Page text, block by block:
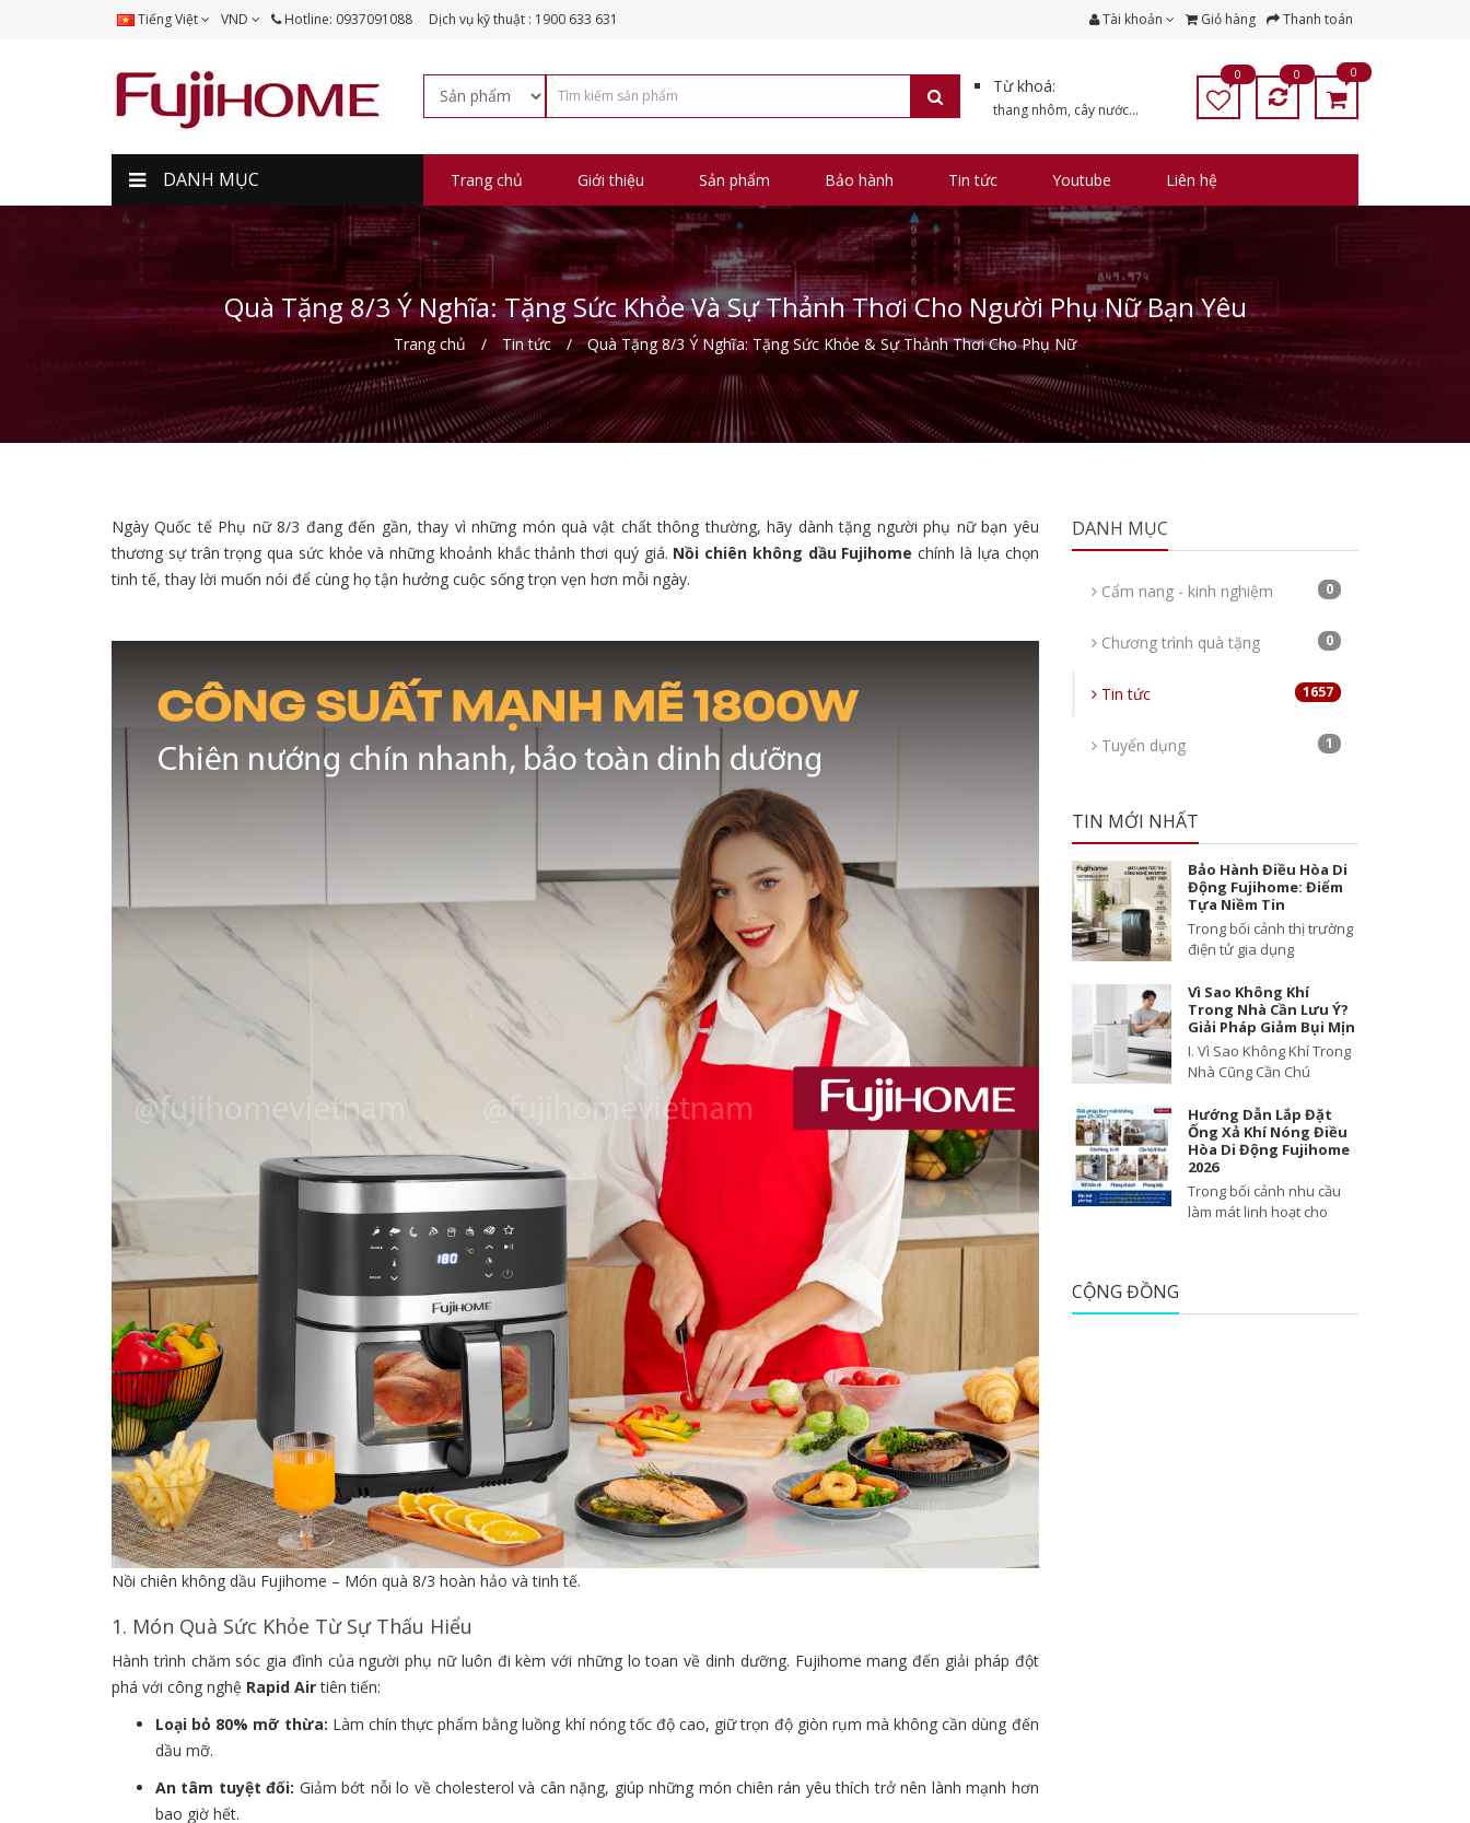
Tiếng Việt VND Hotline: 0937091088 Dịch vụ kỹ thuật : 1900 633 631 Tài khoản Giỏ hàng Thanh toán
Từ khoá:
thang nhôm, cây nước...
0 0 0
DANH MỤC Trang chủ Giới thiệu Sản phẩm Bảo hành Tin tức Youtube Liên hệ
Quà Tặng 8/3 Ý Nghĩa: Tặng Sức Khỏe Và Sự Thảnh Thơi Cho Người Phụ Nữ Bạn Yêu
Trang chủ Tin tức Quà Tặng 8/3 Ý Nghĩa: Tặng Sức Khỏe & Sự Thảnh Thơi Cho Phụ Nữ
Ngày Quốc tế Phụ nữ 8/3 đang đến gần, thay vì những món quà vật chất thông thường, hãy dành tặng người phụ nữ bạn yêu
thương sự trân trọng qua sức khỏe và những khoảnh khắc thảnh thơi quý giá. Nồi chiên không dầu Fujihome chính là lựa chọn
tinh tế, thay lời muốn nói để cùng họ tận hưởng cuộc sống trọn vẹn hơn mỗi ngày.
Nồi chiên không dầu Fujihome – Món quà 8/3 hoàn hảo và tinh tế.
1. Món Quà Sức Khỏe Từ Sự Thấu Hiểu
Hành trình chăm sóc gia đình của người phụ nữ luôn đi kèm với những lo toan về dinh dưỡng. Fujihome mang đến giải pháp đột
phá với công nghệ Rapid Airtiên tiến:
Loại bỏ 80% mỡ thừa: Làm chín thực phẩm bằng luồng khí nóng tốc độ cao, giữ trọn độ giòn rụm mà không cần dùng đến
dầu mỡ.
An tâm tuyệt đối: Giảm bớt nỗi lo về cholesterol và cân nặng, giúp những món chiên rán yêu thích trở nên lành mạnh hơn
bao giờ hết.
DANH MỤC
Cẩm nang - kinh nghiệm 0
Chương trình quà tặng 0
Tin tức 1657
Tuyển dụng 1
TIN MỚI NHẤT
Bảo Hành Điều Hòa Di
Động Fujihome: Điểm
Tựa Niềm Tin
Trong bối cảnh thị trường
điện tử gia dụng
Vì Sao Không Khí
Trong Nhà Cần Lưu Ý?
Giải Pháp Giảm Bụi Mịn
I. Vì Sao Không Khí Trong
Nhà Cũng Cần Chú
Hướng Dẫn Lắp Đặt
Ống Xả Khí Nóng Điều
Hòa Di Động Fujihome
2026
Trong bối cảnh nhu cầu
làm mát linh hoạt cho
CỘNG ĐỒNG